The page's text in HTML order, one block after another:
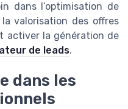
dans l’optimisation de
valorisation des offres
activer la génération de
de leads.
dans les